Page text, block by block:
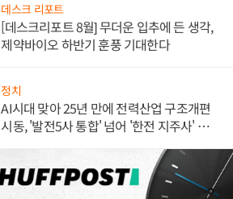
데스크 리포트
[데스크리포트 8월] 무더운 입추에 든 생각,
제약바이오 하반기 훈풍 기대한다
정치
AI시대 맞아 25년 만에 전력산업 구조개편
시동, '발전5사 통합' 넘어 '한전 지주사' 재편